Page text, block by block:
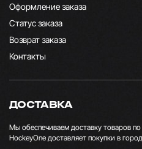
Оформление заказа
Статус заказа
Возврат заказа
Контакты
ДОСТАВКА
Мы обеспечиваем доставку товаров
HockeyOne доставляет покупки в